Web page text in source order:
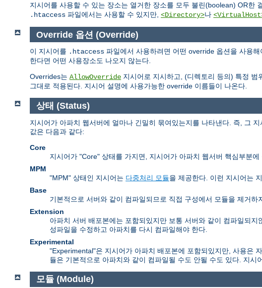
지시어를 사용할 수 있는 장소는 열거한 장소를 모두 불린(boolean) OR한
.htaccess 파일에서는 사용할 수 있지만, <Directory>나
Override 옵션 (Override)
이 지시어를 .htaccess 파일에서 사용하려면 어떤 override 옵션을 사용
한다면 어떤 사용장소도 나오지 않는다.
Overrides는 AllowOverride 지시어로 지시하고, (디렉토리 등의) 특정 범
그대로 적용된다. 지시어 설명에 사용가능한 override 이름들이 나온다.
상태 (Status)
지시어가 아파치 웹서버에 얼마나 긴밀히 묶여있는지를 나타낸다. 즉, 그
값은 다음과 같다:
Core
지시어가 "Core" 상태를 가지면, 지시어가 아파치 웹서버 핵심부분
MPM
"MPM" 상태인 지시어는 다중처리 모듈을 제공한다. 이런 지시어는
Base
기본적으로 서버와 같이 컴파일되므로 직접 구성에서 모듈을 제거
Extension
아파치 서버 배포본에는 포함되있지만 보통 서버와 같이 컴파일되
성파일을 수정하고 아파치를 다시 컴파일해야 한다.
Experimental
"Experimental"은 지시어가 아파치 배포본에 포함되있지만, 사용은
듈은 기본적으로 아파치와 같이 컴파일될 수도 안될 수도 있다. 지
모듈 (Module)